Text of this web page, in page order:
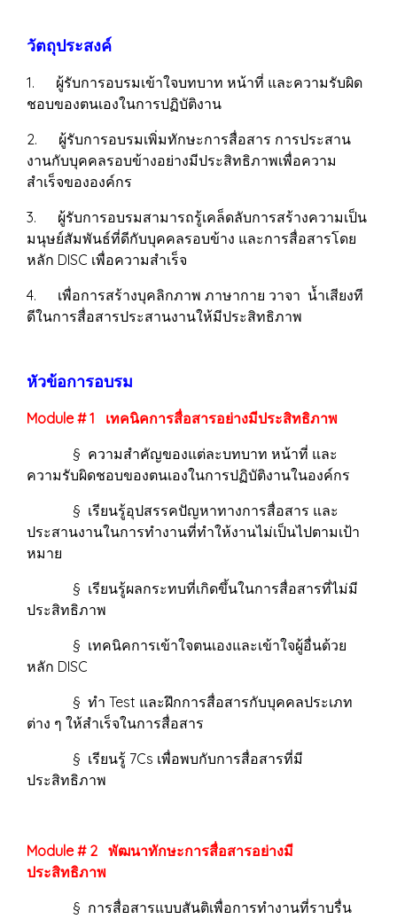
วัตถุประสงค์
1. ผู้รับการอบรมเข้าใจบทบาท หน้าที่ และความรับผิด
ชอบของตนเองในการปฏิบัติงาน
2. ผู้รับการอบรมเพิ่มทักษะการสื่อสาร การประสาน
งานกับบุคคลรอบข้างอย่างมีประสิทธิภาพเพื่อความ
สำเร็จขององค์กร
3. ผู้รับการอบรมสามารถรู้เคล็ดลับการสร้างความเป็น
มนุษย์สัมพันธ์ที่ดีกับบุคคลรอบข้าง และการสื่อสารโดย
หลัก DISC เพื่อความสำเร็จ
4. เพื่อการสร้างบุคลิกภาพ ภาษากาย วาจา น้ำเสียงที
ดีในการสื่อสารประสานงานให้มีประสิทธิภาพ
หัวข้อการอบรม
Module # 1 เทคนิคการสื่อสารอย่างมีประสิทธิภาพ
§ ความสำคัญของแต่ละบทบาท หน้าที่ และ
ความรับผิดชอบของตนเองในการปฏิบัติงานในองค์กร
§ เรียนรู้อุปสรรคปัญหาทางการสื่อสาร และ
ประสานงานในการทำงานที่ทำให้งานไม่เป็นไปตามเป้า
หมาย
§ เรียนรู้ผลกระทบที่เกิดขึ้นในการสื่อสารที่ไม่มี
ประสิทธิภาพ
§ เทคนิคการเข้าใจตนเองและเข้าใจผู้อื่นด้วย
หลัก DISC
§ ทำ Test และฝึกการสื่อสารกับบุคคลประเภท
ต่าง ๆ ให้สำเร็จในการสื่อสาร
§ เรียนรู้ 7Cs เพื่อพบกับการสื่อสารที่มี
ประสิทธิภาพ
Module # 2 พัฒนาทักษะการสื่อสารอย่างมี
ประสิทธิภาพ
§ การสื่อสารแบบสันติเพื่อการทำงานที่ราบรื่น